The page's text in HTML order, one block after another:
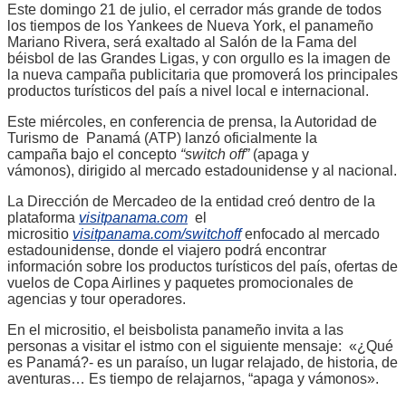
Este domingo 21 de julio, el cerrador más grande de todos
los tiempos de los Yankees de Nueva York, el panameño
Mariano Rivera, será exaltado al Salón de la Fama del
béisbol de las Grandes Ligas, y con orgullo es la imagen de
la nueva campaña publicitaria que promoverá los principales
productos turísticos del país a nivel local e internacional.
Este miércoles, en conferencia de prensa, la Autoridad de
Turismo de Panamá (ATP) lanzó oficialmente la
campaña bajo el concepto “switch off”(apaga y
vámonos), dirigido al mercado estadounidense y al nacional.
La Dirección de Mercadeo de la entidad creó dentro de la
plataforma visitpanama.com el
micrositio visitpanama.com/switchoffenfocado al mercado
estadounidense, donde el viajero podrá encontrar
información sobre los productos turísticos del país, ofertas de
vuelos de Copa Airlines y paquetes promocionales de
agencias y tour operadores.
En el micrositio, el beisbolista panameño invita a las
personas a visitar el istmo con el siguiente mensaje: «¿Qué
es Panamá?- es un paraíso, un lugar relajado, de historia, de
aventuras… Es tiempo de relajarnos, “apaga y vámonos».